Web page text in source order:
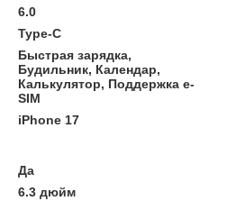
6.0
Type-C
Быстрая зарядка,
Будильник, Календар,
Калькулятор, Поддержка e-
SIM
iPhone 17
Да
6.3 дюйм